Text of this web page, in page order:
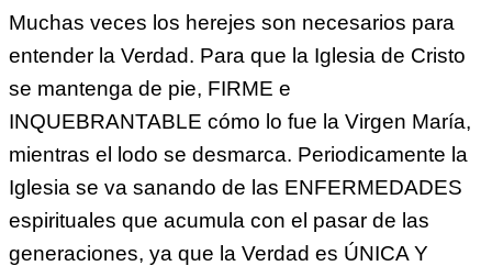
Muchas veces los herejes son necesarios para
entender la Verdad. Para que la Iglesia de Cristo
se mantenga de pie, FIRME e
INQUEBRANTABLE cómo lo fue la Virgen María,
mientras el lodo se desmarca. Periodicamente la
Iglesia se va sanando de las ENFERMEDADES
espirituales que acumula con el pasar de las
generaciones, ya que la Verdad es ÚNICA Y